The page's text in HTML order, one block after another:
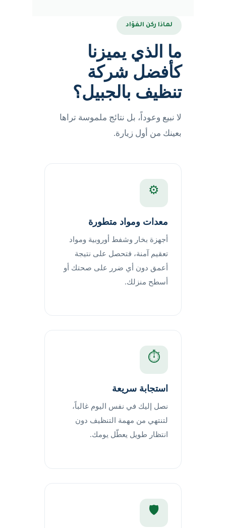
لماذا ركن الفؤاد
ما الذي يميزنا
كأفضل شركة
تنظيف بالجبيل؟
لا نبيع وعوداً، بل نتائج ملموسة تراها
بعينك من أول زيارة.
⚙️
معدات ومواد متطورة
أجهزة بخار وشفط أوروبية ومواد
تعقيم آمنة، فتحصل على نتيجة
أعمق دون أي ضرر على صحتك أو
أسطح منزلك.
⏱️
استجابة سريعة
نصل إليك في نفس اليوم غالباً،
لتنتهي من مهمة التنظيف دون
انتظار طويل يعطّل يومك.
🛡️